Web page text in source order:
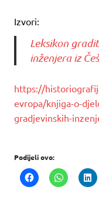
Izvori:
Leksikon
inženjera iz
https://
evropa/knjiga-o-
gradjevinskih-
Podijeli ovo: